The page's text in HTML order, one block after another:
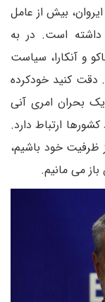
بیش از عامل
داشته است. در به
و آنکارا‌،‌ سیاست
دقت کنید خودکرده
یک بحران امری آنی
ارتباط دارد.
ظرفیت خود باشیم،
می مانیم.